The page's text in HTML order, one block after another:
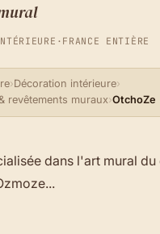
· FRANCE ENTIÈRE
›Décoration intérieure›
revêtements muraux›OtchoZe
dans l'art mural